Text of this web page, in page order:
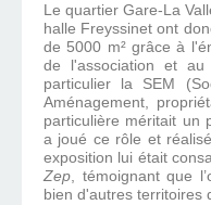
Le quartier Gare-La
halle Freyssinet ont
de 5000 m² grâce à
de l'association et
particulier la SEM
Aménagement,
particulière méritait un
a joué ce rôle et
exposition lui était
Zep, témoignant que
bien d'autres territoires